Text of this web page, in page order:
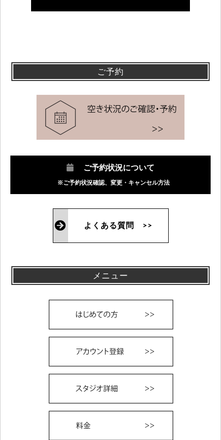
ご予約
ご予約状況について
※ご予約状況確認、変更・キャンセル方法
よくある質問 >>
メニュー